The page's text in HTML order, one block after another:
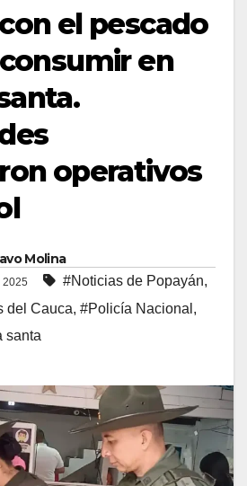
el pescado
en
operativos
Molina
2025 #Noticias de Popayán,
del Cauca, #Policía Nacional ,
santa